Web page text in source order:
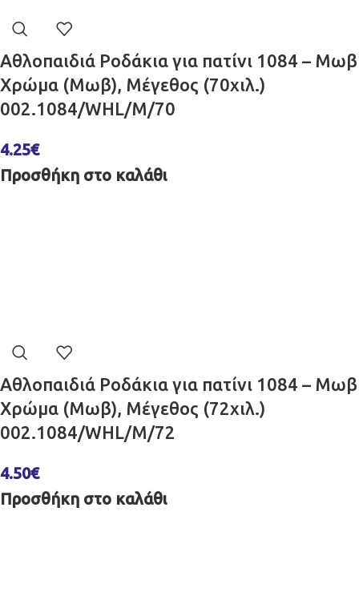
Αθλοπαιδιά Ροδάκια για πατίνι 1084 – Μωβ
Χρώμα (Μωβ), Μέγεθος (70χιλ.)
002.1084/WHL/M/70
4.25€
Προσθήκη στο καλάθι
Αθλοπαιδιά Ροδάκια για πατίνι 1084 – Μωβ
Χρώμα (Μωβ), Μέγεθος (72χιλ.)
002.1084/WHL/M/72
4.50€
Προσθήκη στο καλάθι